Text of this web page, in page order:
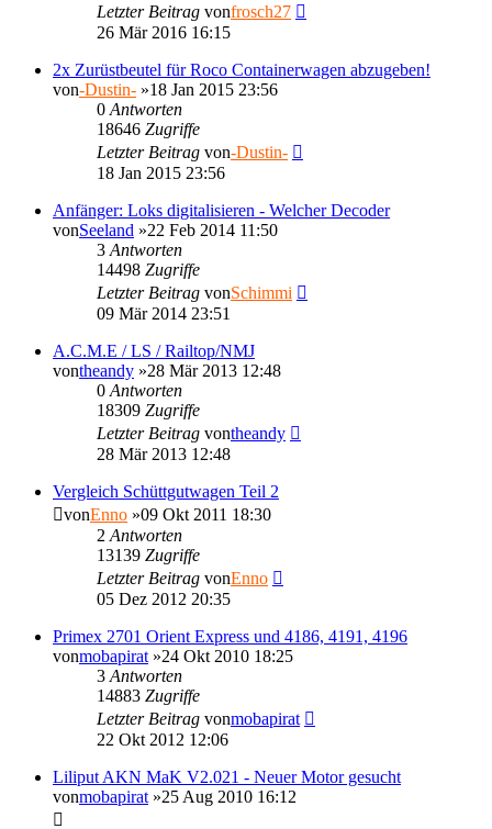
Letzter Beitrag vonfrosch27
26 Mär 2016 16:15
2x Zurüstbeutel für Roco Containerwagen abzugeben!
von-Dustin- »18 Jan 2015 23:56
0 Antworten
18646 Zugriffe
Letzter Beitrag von-Dustin-
18 Jan 2015 23:56
Anfänger: Loks digitalisieren - Welcher Decoder
vonSeeland »22 Feb 2014 11:50
3 Antworten
14498 Zugriffe
Letzter Beitrag vonSchimmi
09 Mär 2014 23:51
A.C.M.E / LS / Railtop/NMJ
vontheandy »28 Mär 2013 12:48
0 Antworten
18309 Zugriffe
Letzter Beitrag vontheandy
28 Mär 2013 12:48
Vergleich Schüttgutwagen Teil 2
vonEnno »09 Okt 2011 18:30
2 Antworten
13139 Zugriffe
Letzter Beitrag vonEnno
05 Dez 2012 20:35
Primex 2701 Orient Express und 4186, 4191, 4196
vonmobapirat »24 Okt 2010 18:25
3 Antworten
14883 Zugriffe
Letzter Beitrag vonmobapirat
22 Okt 2012 12:06
Liliput AKN MaK V2.021 - Neuer Motor gesucht
vonmobapirat »25 Aug 2010 16:12